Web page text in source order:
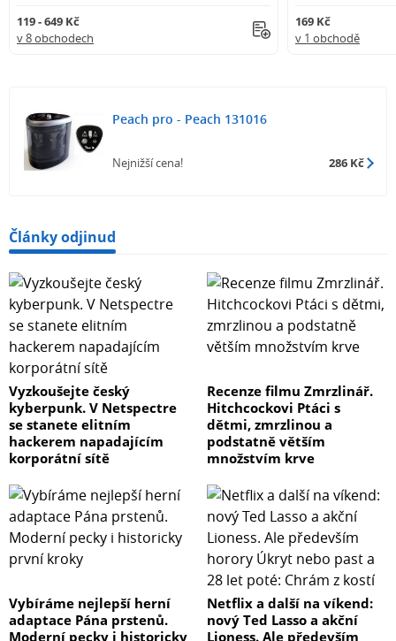
119 - 649 Kč
v 8 obchodech
169 Kč
v 1 obchodě
Peach pro - Peach 131016
Nejnižší cena! 286 Kč
Články odjinud
Vyzkoušejte český
kyberpunk. V Netspectre
se stanete elitním
hackerem napadajícím
korporátní sítě
Recenze filmu Zmrzlinář.
Hitchcockovi Ptáci s
dětmi, zmrzlinou a
podstatně větším
množstvím krve
Vybíráme nejlepší herní
adaptace Pána prstenů.
Moderní pecky i historicky
Netflix a další na víkend:
nový Ted Lasso a akční
Lioness. Ale především